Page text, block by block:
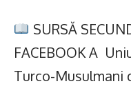
SURSĂ
FACEBOOK A
Turco-Musulmani